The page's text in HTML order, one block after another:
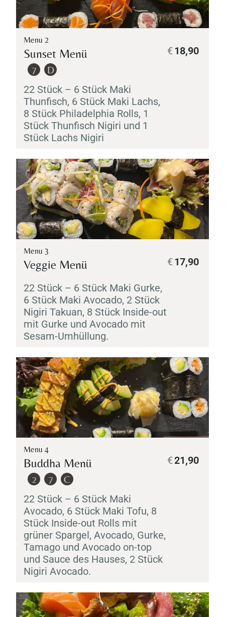
Menu 2
Sunset Menü
7 D
22 Stück – 6 Stück Maki
Thunfisch, 6 Stück Maki Lachs,
8 Stück Philadelphia Rolls, 1
Stück Thunfisch Nigiri und 1
Stück Lachs Nigiri
18,90
€
Menu 3
Veggie Menü
22 Stück – 6 Stück Maki Gurke,
6 Stück Maki Avocado, 2 Stück
Nigiri Takuan, 8 Stück Inside-out
mit Gurke und Avocado mit
Sesam-Umhüllung.
17,90
€
Menu 4
Buddha Menü
2 7 C
22 Stück – 6 Stück Maki
Avocado, 6 Stück Maki Tofu, 8
Stück Inside-out Rolls mit
grüner Spargel, Avocado, Gurke,
Tamago und Avocado on-top
und Sauce des Hauses, 2 Stück
Nigiri Avocado.
21,90
€